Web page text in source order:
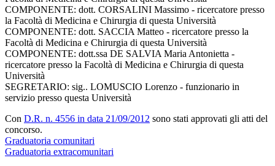
COMPONENTE: dott. CORSALINI Massimo - ricercatore presso
la Facoltà di Medicina e Chirurgia di questa Università
COMPONENTE: dott. SACCIA Matteo - ricercatore presso la
Facoltà di Medicina e Chirurgia di questa Università
COMPONENTE: dott.ssa DE SALVIA Maria Antonietta -
ricercatore presso la Facoltà di Medicina e Chirurgia di questa
Università
SEGRETARIO: sig.. LOMUSCIO Lorenzo - funzionario in
servizio presso questa Università
Con D.R. n. 4556 in data 21/09/2012 sono stati approvati gli atti del
concorso.
Graduatoria comunitari
Graduatoria extracomunitari